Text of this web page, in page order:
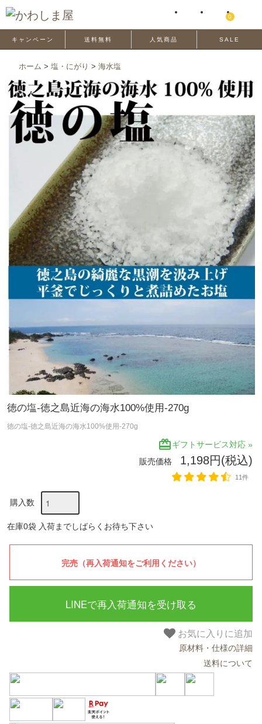
0
キャンペーン 送料無料 人気商品 SALE
ホーム > 塩・にがり > 海水塩
徳の塩-徳之島近海の海水100%使用-270g
徳の塩-徳之島近海の海水100%使用-270g
redeemギフトサービス対応 »
販売価格 1,198円(税込)
11件
購入数
在庫0袋 入荷までしばらくお待ち下さい
LINEで再入荷通知を受け取る
お気に入りに追加
原材料・仕様の詳細
送料について